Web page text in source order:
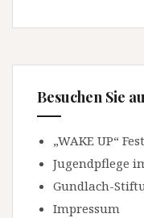
Besuchen Sie
„WAKE UP“
Jugendpflege
Gundlach-
Impressum